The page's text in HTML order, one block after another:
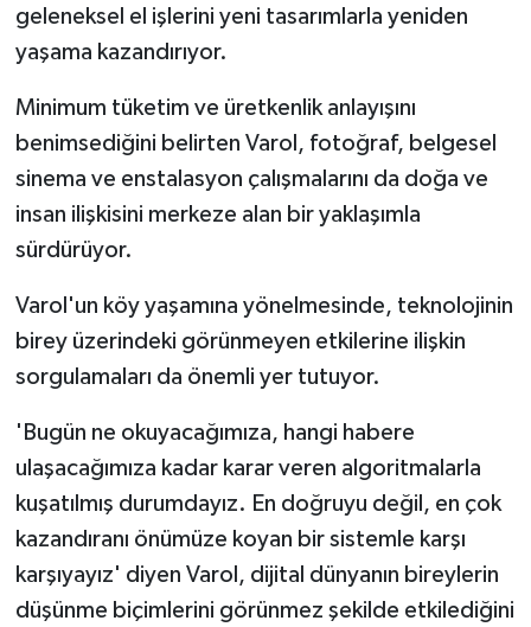
geleneksel el işlerini yeni tasarımlarla yeniden
yaşama kazandırıyor.
Minimum tüketim ve üretkenlik anlayışını
benimsediğini belirten Varol, fotoğraf, belgesel
sinema ve enstalasyon çalışmalarını da doğa ve
insan ilişkisini merkeze alan bir yaklaşımla
sürdürüyor.
Varol'un köy yaşamına yönelmesinde, teknolojinin
birey üzerindeki görünmeyen etkilerine ilişkin
sorgulamaları da önemli yer tutuyor.
'Bugün ne okuyacağımıza, hangi habere
ulaşacağımıza kadar karar veren algoritmalarla
kuşatılmış durumdayız. En doğruyu değil, en çok
kazandıranı önümüze koyan bir sistemle karşı
karşıyayız' diyen Varol, dijital dünyanın bireylerin
düşünme biçimlerini görünmez şekilde etkilediğini